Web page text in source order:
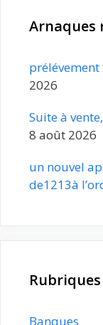
Arnaques
prélévement
2026
Suite à
8 août 2026
un nouvel
de1213à
Rubriques
Banques